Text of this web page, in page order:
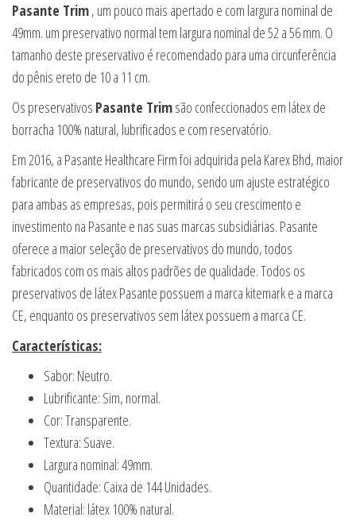
Pasante Trim, um pouco mais apertado e com largura nominal de
49mm. um preservativo normal tem largura nominal de 52 a 56 mm. O
tamanho deste preservativo é recomendado para uma circunferência
do pênis ereto de 10 a 11 cm.
Os preservativos Pasante Trimsão confeccionados em látex de
borracha 100% natural, lubrificados e com reservatório.
Em 2016, a Pasante Healthcare Firm foi adquirida pela Karex Bhd, maior
fabricante de preservativos do mundo, sendo um ajuste estratégico
para ambas as empresas, pois permitirá o seu crescimento e
investimento na Pasante e nas suas marcas subsidiárias. Pasante
oferece a maior seleção de preservativos do mundo, todos
fabricados com os mais altos padrões de qualidade. Todos os
preservativos de látex Pasante possuem a marca kitemark e a marca
CE, enquanto os preservativos sem látex possuem a marca CE.
Características:
Sabor: Neutro.
Lubrificante: Sim, normal.
Cor: Transparente.
Textura: Suave.
Largura nominal: 49mm.
Quantidade: Caixa de 144 Unidades.
Material: látex 100% natural.